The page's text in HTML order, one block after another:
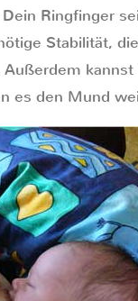
Ringfinger
Stabilität,
kannst
es den Mund8